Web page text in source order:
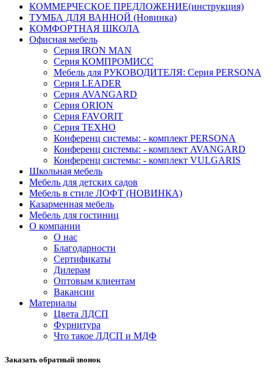
КОММЕРЧЕСКОЕ ПРЕДЛОЖЕНИЕ(инструкция)
ТУМБА ДЛЯ ВАННОЙ (Новинка)
КОМФОРТНАЯ ШКОЛА
Офисная мебель
Серия IRON MAN
Серия КОМПРОМИСС
Мебель для РУКОВОДИТЕЛЯ: Серия PERSONA
Серия LEADER
Серия AVANGARD
Серия ORION
Серия FAVORIT
Серия ТЕХНО
Конференц системы: - комплект PERSONA
Конференц системы: - комплект AVANGARD
Конференц системы: - комплект VULGARIS
Школьная мебель
Мебель для детских садов
Мебель в стиле ЛОФТ (НОВИНКА)
Казарменная мебель
Мебель для гостиниц
О компании
О нас
Благодарности
Сертификаты
Дилерам
Оптовым клиентам
Вакансии
Материалы
Цвета ЛДСП
Фурнитура
Что такое ЛДСП и МДФ
Заказать обратный звонок